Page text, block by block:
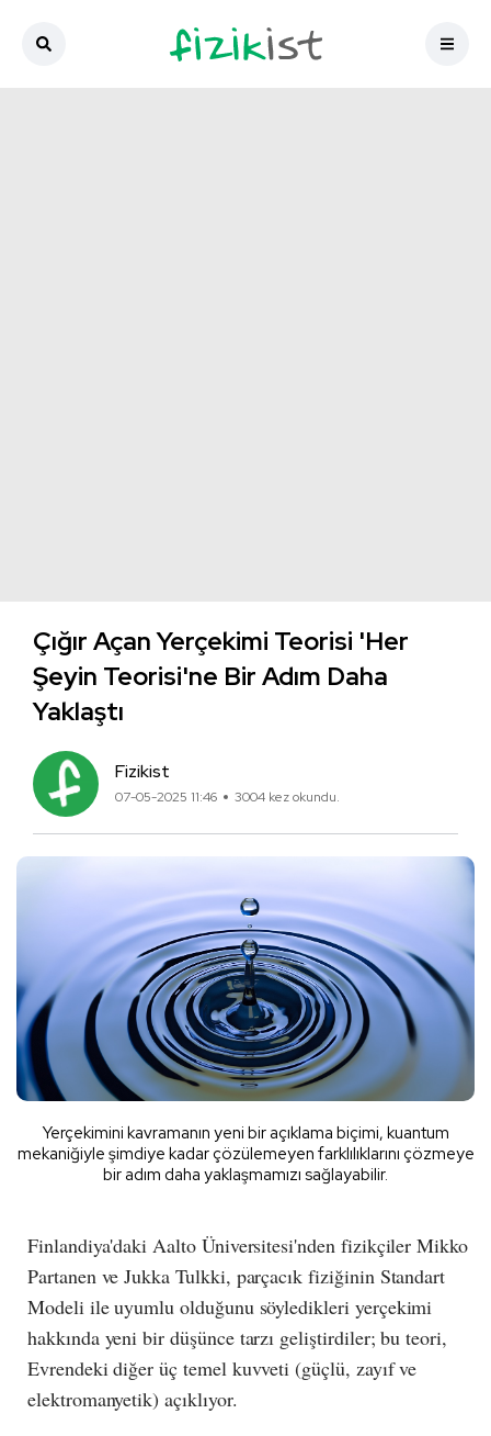
Çığır Açan Yerçekimi Teorisi 'Her
Şeyin Teorisi'ne Bir Adım Daha
Yaklaştı
Fizikist
07-05-2025 11:46 3004 kez okundu.
Yerçekimini kavramanın yeni bir açıklama biçimi, kuantum
mekaniğiyle şimdiye kadar çözülemeyen farklılıklarını çözmeye
bir adım daha yaklaşmamızı sağlayabilir.
Finlandiya'daki Aalto Üniversitesi'nden fizikçiler Mikko
Partanen ve Jukka Tulkki, parçacık fiziğinin Standart
Modeli ile uyumlu olduğunu söyledikleri yerçekimi
hakkında yeni bir düşünce tarzı geliştirdiler; bu teori,
Evrendeki diğer üç temel kuvveti (güçlü, zayıf ve
elektromanyetik) açıklıyor.